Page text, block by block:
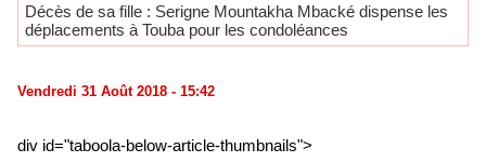
Décès de sa fille : Serigne Mountakha Mbacké dispense les
déplacements à Touba pour les condoléances
Vendredi 31 Août 2018 - 15:42
div id="taboola-below-article-thumbnails">